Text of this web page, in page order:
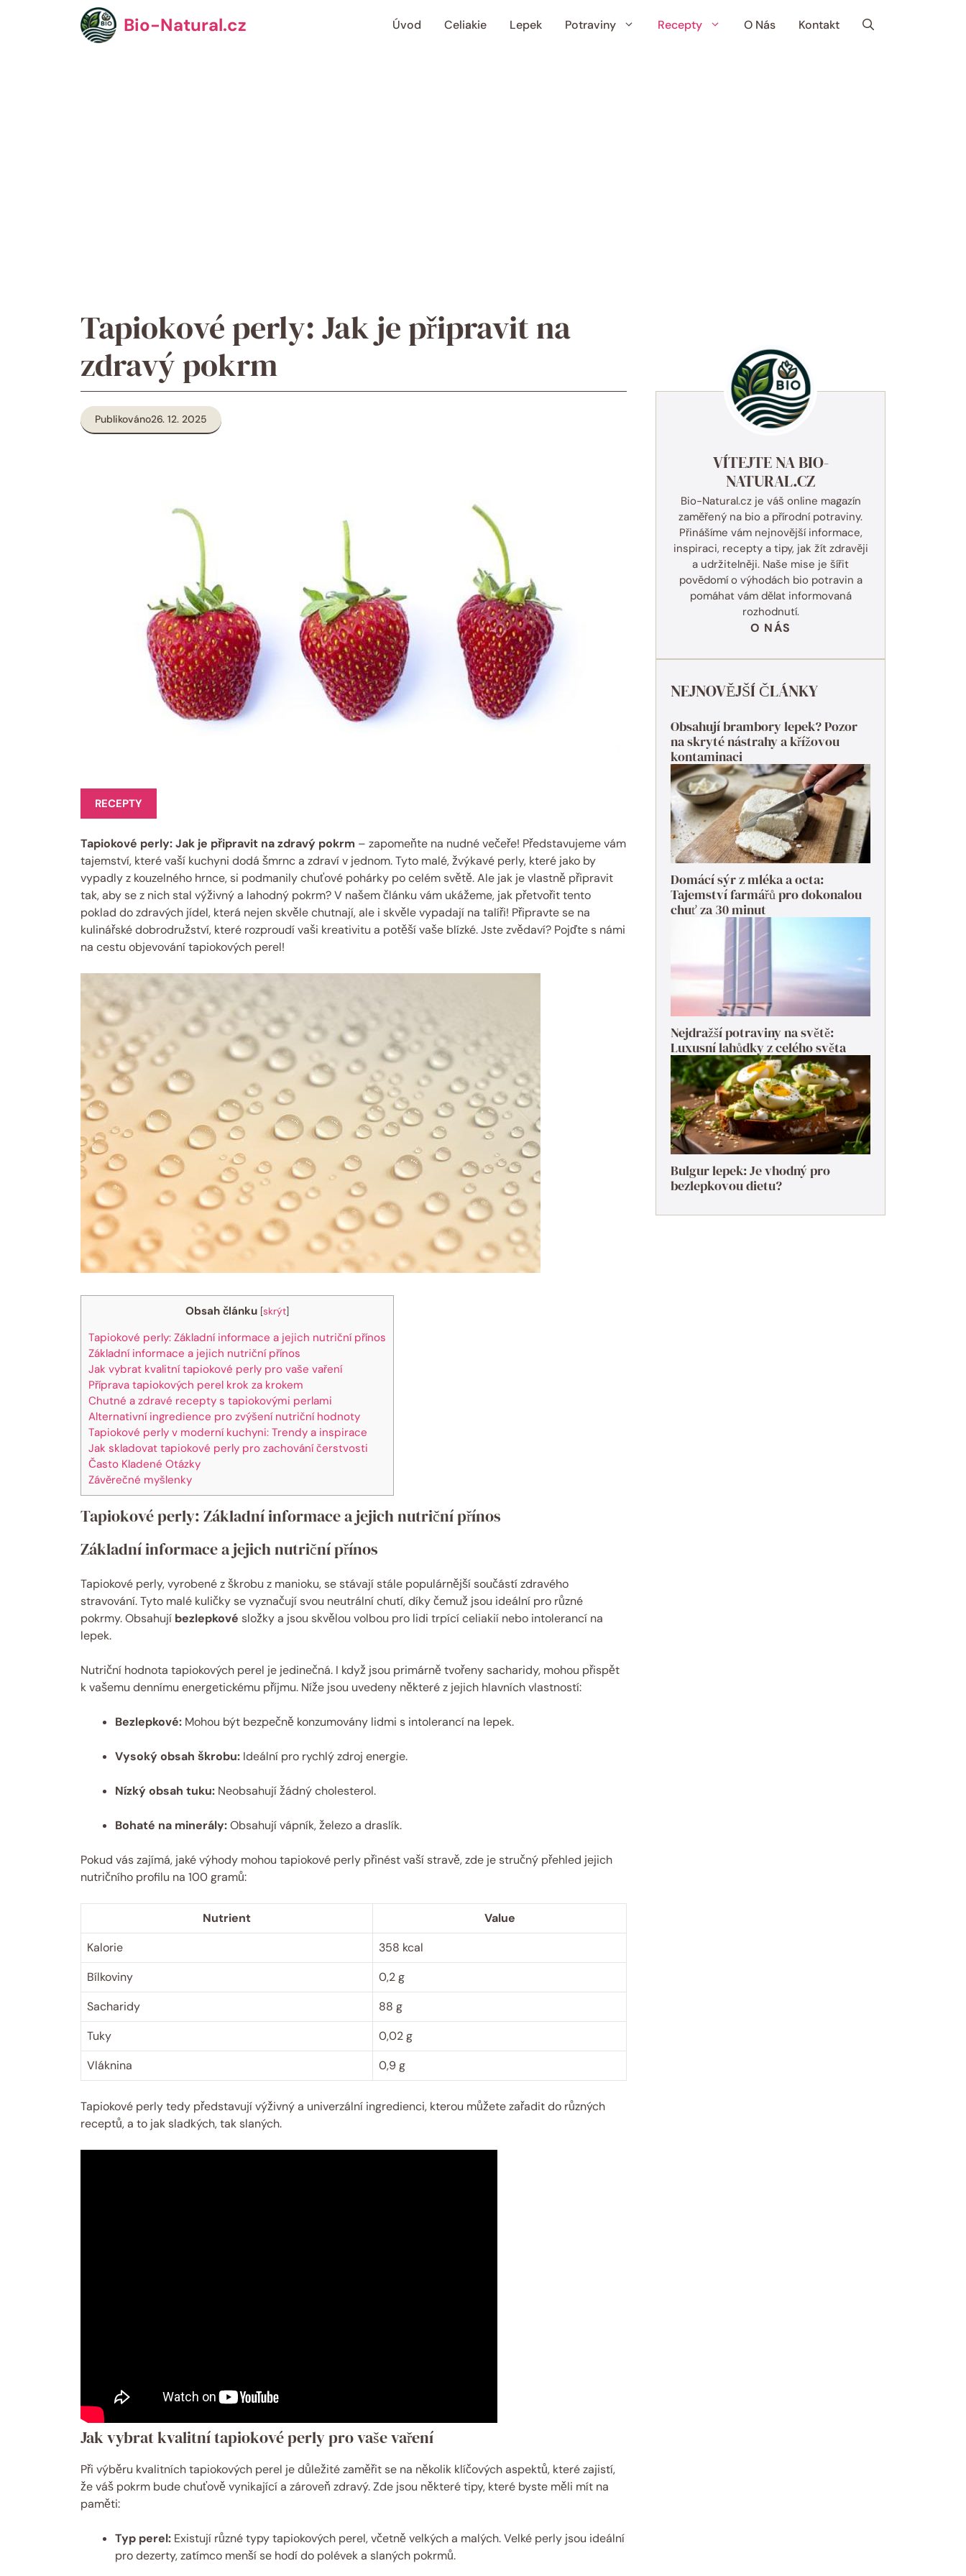
Bio-Natural.cz Úvod Celiakie Lepek Potraviny Recepty O Nás Kontakt
Tapiokové perly: Jak je připravit na
zdravý pokrm
Publikováno26. 12. 2025
RECEPTY
Tapiokové perly: Jak je připravit na zdravý pokrm – zapomeňte na nudné večeře! Představujeme vám
tajemství, které vaší kuchyni dodá šmrnc a zdraví v jednom. Tyto malé, žvýkavé perly, které jako by
vypadly z kouzelného hrnce, si podmanily chuťové pohárky po celém světě. Ale jak je vlastně připravit
tak, aby se z nich stal výživný a lahodný pokrm? V našem článku vám ukážeme, jak přetvořit tento
poklad do zdravých jídel, která nejen skvěle chutnají, ale i skvěle vypadají na talíři! Připravte se na
kulinářské dobrodružství, které rozproudí vaši kreativitu a potěší vaše blízké. Jste zvědaví? Pojďte s námi
na cestu objevování tapiokových perel!
Obsah článku [skrýt]
Tapiokové perly: Základní informace a jejich nutriční přínos
Základní informace a jejich nutriční přínos
Jak vybrat kvalitní tapiokové perly pro vaše vaření
Příprava tapiokových perel krok za krokem
Chutné a zdravé recepty s tapiokovými perlami
Alternativní ingredience pro zvýšení nutriční hodnoty
Tapiokové perly v moderní kuchyni: Trendy a inspirace
Jak skladovat tapiokové perly pro zachování čerstvosti
Často Kladené Otázky
Závěrečné myšlenky
Tapiokové perly: Základní informace a jejich nutriční přínos
Základní informace a jejich nutriční přínos
Tapiokové perly, vyrobené z škrobu z manioku, se stávají stále populárnější součástí zdravého
stravování. Tyto malé kuličky se vyznačují svou neutrální chutí, díky čemuž jsou ideální pro různé
pokrmy. Obsahují bezlepkové složky a jsou skvělou volbou pro lidi trpící celiakií nebo intolerancí na
lepek.
Nutriční hodnota tapiokových perel je jedinečná. I když jsou primárně tvořeny sacharidy, mohou přispět
k vašemu dennímu energetickému příjmu. Níže jsou uvedeny některé z jejich hlavních vlastností:
Bezlepkové: Mohou být bezpečně konzumovány lidmi s intolerancí na lepek.
Vysoký obsah škrobu: Ideální pro rychlý zdroj energie.
Nízký obsah tuku: Neobsahují žádný cholesterol.
Bohaté na minerály:Obsahují vápník, železo a draslík.
Pokud vás zajímá, jaké výhody mohou tapiokové perly přinést vaší stravě, zde je stručný přehled jejich
nutričního profilu na 100 gramů:
Nutrient
Value
Kalorie
358 kcal
Bílkoviny
0,2 g
Sacharidy
88 g
Tuky
0,02 g
Vláknina
0,9 g
Tapiokové perly tedy představují výživný a univerzální ingredienci, kterou můžete zařadit do různých
receptů, a to jak sladkých, tak slaných.
Jak vybrat kvalitní tapiokové perly pro vaše vaření
Při výběru kvalitních tapiokových perel je důležité zaměřit se na několik klíčových aspektů, které zajistí,
že váš pokrm bude chuťově vynikající a zároveň zdravý. Zde jsou některé tipy, které byste měli mít na
paměti:
Typ perel: Existují různé typy tapiokových perel, včetně velkých a malých. Velké perly jsou ideální
pro dezerty, zatímco menší se hodí do polévek a slaných pokrmů.
VÍTEJTE NA BIO-
NATURAL.CZ
Bio-Natural.cz je váš online magazín
zaměřený na bio a přírodní potraviny.
Přinášíme vám nejnovější informace,
inspiraci, recepty a tipy, jak žít zdravěji
a udržitelněji. Naše mise je šířit
povědomí o výhodách bio potravin a
pomáhat vám dělat informovaná
rozhodnutí.
O NÁS
NEJNOVĚJŠÍ ČLÁNKY
Obsahují brambory lepek? Pozor
na skryté nástrahy a křížovou
kontaminaci
Domácí sýr z mléka a octa:
Tajemství farmářů pro dokonalou
chuť za 30 minut
Nejdražší potraviny na světě:
Luxusní lahůdky z celého světa
Bulgur lepek: Je vhodný pro
bezlepkovou dietu?